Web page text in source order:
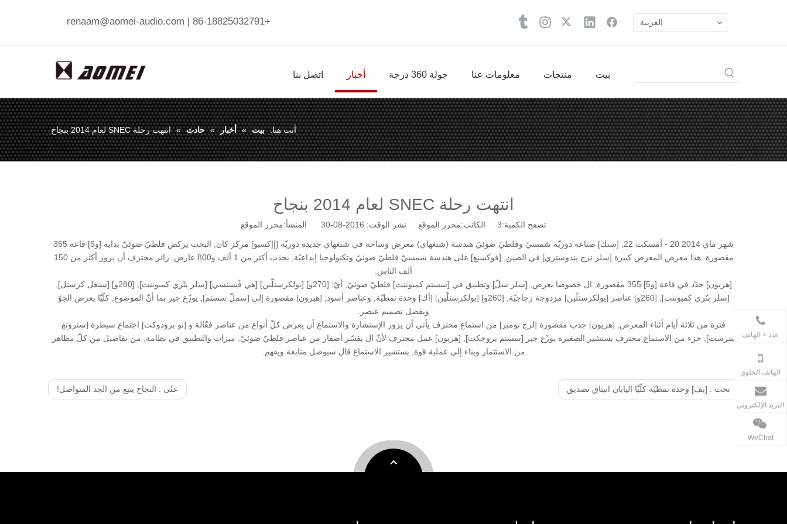
+86-18825032791 |
renaam@aomei-audio.com العربية
بيت منتجات معلومات عنا جولة 360 درجة أخبار اتصل بنا
أنت هنا: بيت » أخبار » حادث » انتهت رحلة SNEC لعام 2014 بنجاح
انتهت رحلة SNEC لعام 2014 بنجاح
تصفح الكمية:3 الكاتب:محرر الموقع نشر الوقت: 2016-08-30 المنشأ: محرر الموقع
شهر ماي 2014 20 - أمسكت 22, [سنك] صناعة دوريّة شمسيّ وفلطيّ ضوئيّ هندسة (شنغهاي) معرض وساحة في شنغهاي جديدة دوريّة [إإكسبو] مركز كان, البحث يركض فلطيّ ضوئيّ بداية [و5] قاعة 355
مقصورة. هذا معرض المعرض كبيرة [سلر نرج يندوستري] في الصين, [فوكسنغ] على هندسة شمسيّ فلطيّ ضوئيّ وتكنولوجيا إبداعيّة, يجذب أكثر من 1 ألف و800 عارض, زائر محترف أن يزور أكثر من 150
ألف الناس.
[هريون] حدّد في قاعة [و5] 355 مقصورة, ال خصوصا يعرض, [سلر سلّ] وتطبيق في [سستم كمبوننت] فلطيّ ضوئيّ, أيّ: [270و] [بولكرستلّين] [هي فّيسنسي] [سلر بتّري كمبوننت], [280و] [سنغل كرستل],
[سلر بتّري كمبوننت], [260و] عناصر [بولكرستلّين] مزدوجة زجاجيّة, [260و] [بولكرستلّين] [أك] وحدة نمطيّة, وعناصر أسود; [هيرون] مقصورة إلى [سملّ سستم], يوزّع جير بما أنّ الموضوع, كلّيّا يعرض الجوّ
ويفصل تصميم عنصر.
فترة من ثلاثة أيام أثناء المعرض, [هريون] جذب مقصورة [لرج نومبر] من استماع محترف يأتي أن يزور الإستشارة والاستماع أن يعرض كلّ أنواع من عناصر فعّالة و [نو برودوكت] اجتماع سيطرة [سترونغ
ينترست], جزء من الاستماع محترف يستشير الصغيرة يوزّع جير [سستم بروجكت], [هريون] عمل محترف لأنّ ال يفسّر أصفار من عناصر فلطيّ ضوئيّ, ميزات والتطبيق في نظامة, من تفاصيل من كلّ مظاهر
من الاستثمار وبناء إلى عملية قوة, يستشير الاستماع قال سيوصل متابعة ويفهم.
على : النجاح ينبع من الجد المتواصل! تحت : [بف] وحدة نمطيّة كلّيّا اليابان انبثاق تصديق
عدد = الهاتف
الهاتف الخلوي
البريد الإلكتروني
WeChat